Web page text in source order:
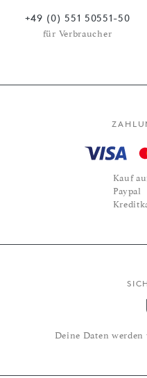
+49 (0) 551 50551-50
für Verbraucher
Kauf
Paypal
Deine Daten